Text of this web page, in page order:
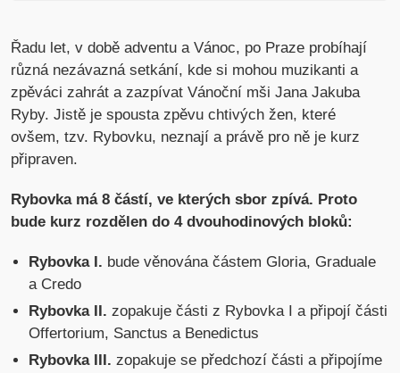
Řadu let, v době adventu a Vánoc, po Praze probíhají
různá nezávazná setkání, kde si mohou muzikanti a
zpěváci zahrát a zazpívat Vánoční mši Jana Jakuba
Ryby. Jistě je spousta zpěvu chtivých žen, které
ovšem, tzv. Rybovku, neznají a právě pro ně je kurz
připraven.
Rybovka má 8 částí, ve kterých sbor zpívá. Proto
bude kurz rozdělen do 4 dvouhodinových bloků:
Rybovka I. bude věnována částem Gloria, Graduale
a Credo
Rybovka II. zopakuje části z Rybovka I a připojí části
Offertorium, Sanctus a Benedictus
Rybovka III. zopakuje se předchozí části a připojíme